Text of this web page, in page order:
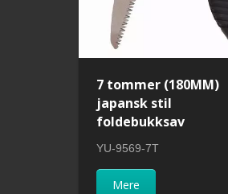
7 tommer (180MM)
japansk stil
foldebukksav
YU-9569-7T
Mere